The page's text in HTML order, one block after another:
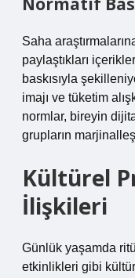
Saha
paylaştıkları
baskısıyla
imajı ve tüketim
normlar, bireyin
grupların
Kültürel
İlişkileri
Günlük yaşamda
etkinlikleri gibi